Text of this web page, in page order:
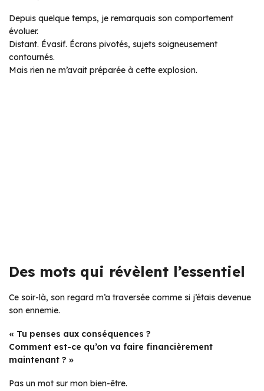
Depuis quelque temps, je remarquais son comportement
évoluer.
Distant. Évasif. Écrans pivotés, sujets soigneusement
contournés.
Mais rien ne m’avait préparée à cette explosion.
Des mots qui révèlent l’essentiel
Ce soir-là, son regard m’a traversée comme si j’étais devenue
son ennemie.
« Tu penses aux conséquences ?
Comment est-ce qu’on va faire financièrement
maintenant ? »
Pas un mot sur mon bien-être.